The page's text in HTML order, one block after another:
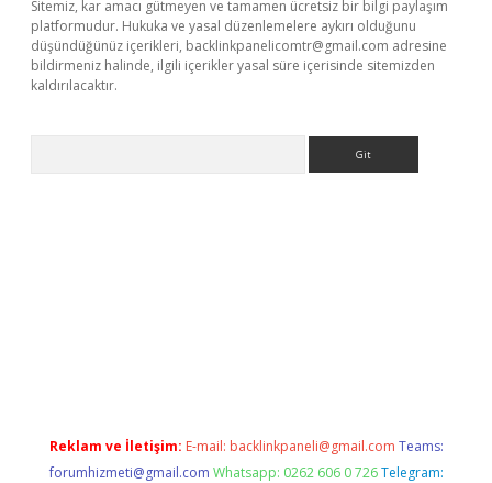
Sitemiz, kar amacı gütmeyen ve tamamen ücretsiz bir bilgi paylaşım
platformudur. Hukuka ve yasal düzenlemelere aykırı olduğunu
düşündüğünüz içerikleri, backlinkpanelicomtr@gmail.com adresine
bildirmeniz halinde, ilgili içerikler yasal süre içerisinde sitemizden
kaldırılacaktır.
Reklam ve İletişim: E-mail: backlinkpaneli@gmail.com Teams:
forumhizmeti@gmail.com Whatsapp: 0262 606 0 726 Telegram: